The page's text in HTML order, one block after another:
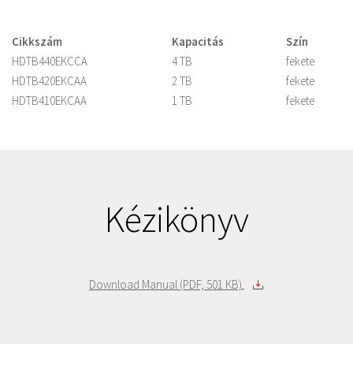
Cikkszám Kapacitás
Szín
HDTB440EKCCA
4 TB
fekete
HDTB420EKCAA
2 TB
fekete
HDTB410EKCAA
1 TB fekete
Kézikönyv
Download Manual (PDF, 501 KB)